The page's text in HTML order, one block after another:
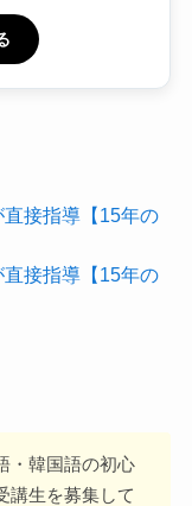
接指導【15年の
接指導【15年の
・韓国語の初心
講生を募集して